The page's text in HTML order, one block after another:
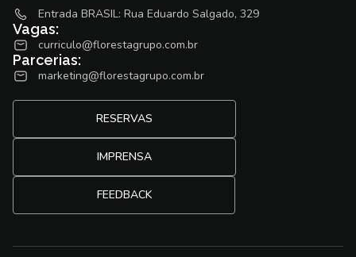
Entrada BRASIL: Rua Eduardo Salgado, 329
Vagas:
curriculo@florestagrupo.com.br
Parcerias:
marketing@florestagrupo.com.br
RESERVAS
IMPRENSA
FEEDBACK